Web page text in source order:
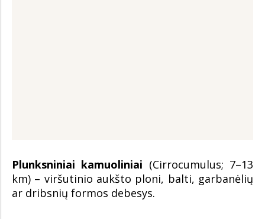
Plunksniniai kamuoliniai (Cirrocumulus; 7–13
km) – viršutinio aukšto ploni, balti, garbanėlių
ar dribsnių formos debesys.